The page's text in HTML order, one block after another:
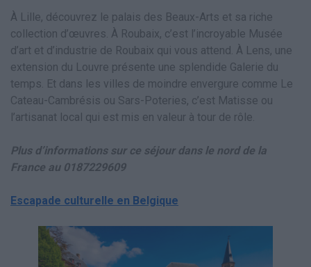
À Lille, découvrez le palais des Beaux-Arts et sa riche
collection d’œuvres. À Roubaix, c’est l’incroyable Musée
d’art et d’industrie de Roubaix qui vous attend. À Lens, une
extension du Louvre présente une splendide Galerie du
temps. Et dans les villes de moindre envergure comme Le
Cateau-Cambrésis ou Sars-Poteries, c’est Matisse ou
l’artisanat local qui est mis en valeur à tour de rôle.
Plus d’informations sur ce séjour dans le nord de la
France au 0187229609
Escapade culturelle en Belgique